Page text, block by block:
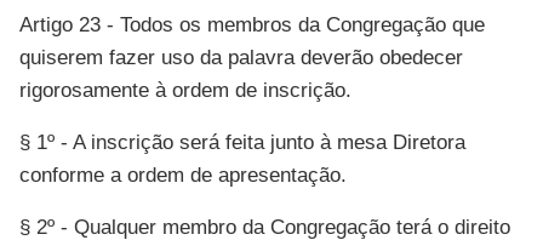
Artigo 23 - Todos os membros da Congregação que
quiserem fazer uso da palavra deverão obedecer
rigorosamente à ordem de inscrição.
§ 1º - A inscrição será feita junto à mesa Diretora
conforme a ordem de apresentação.
§ 2º - Qualquer membro da Congregação terá o direito